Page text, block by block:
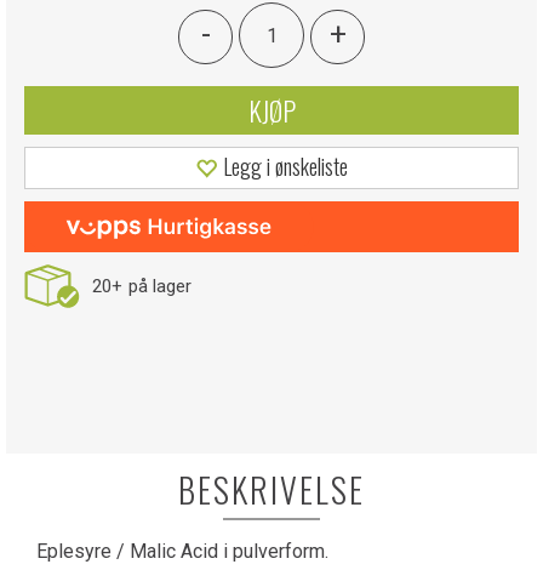
- +
KJØP
Legg i ønskeliste
20+ på lager
BESKRIVELSE
Eplesyre / Malic Acid i pulverform.